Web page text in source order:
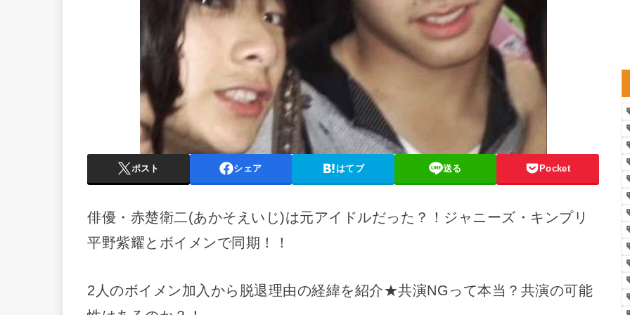
ポスト シェア はてブ 送る Pocket
俳優・赤楚衛二(あかそえいじ)は元アイドルだった？！ジャニーズ・キンプリ
平野紫耀とボイメンで同期！！
2人のボイメン加入から脱退理由の経緯を紹介★共演NGって本当？共演の可能